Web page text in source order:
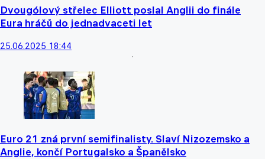
Dvougólový střelec Elliott poslal Anglii do finále
Eura hráčů do jednadvaceti let
25.06.2025 18:44
Euro 21 zná první semifinalisty. Slaví Nizozemsko a
Anglie, končí Portugalsko a Španělsko